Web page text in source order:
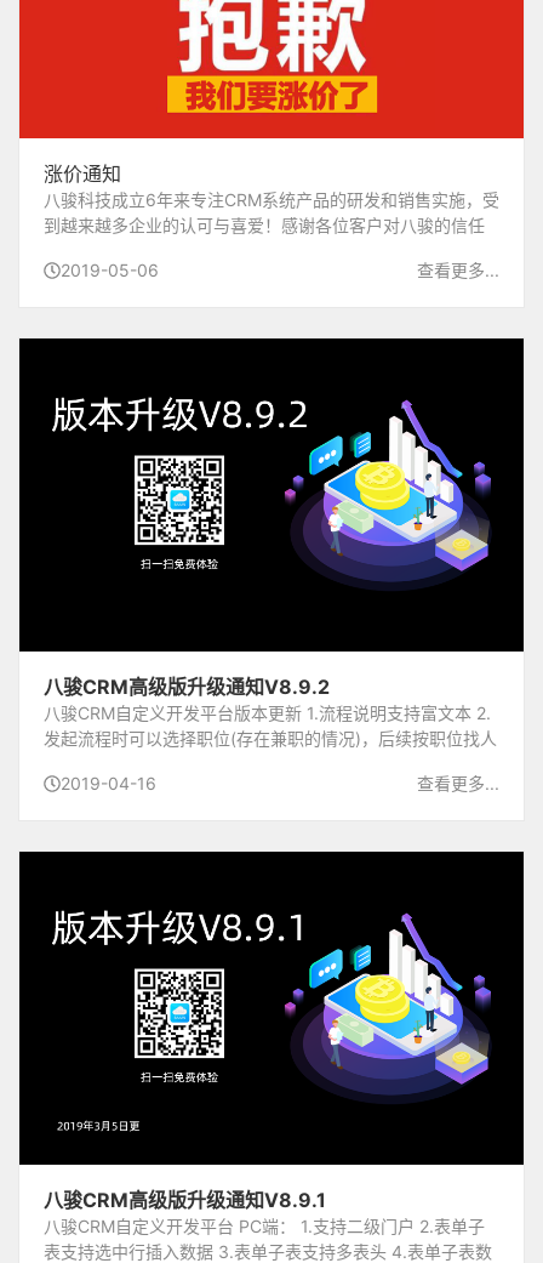
涨价通知
八骏科技成立6年来专注CRM系统产品的研发和销售实施，受
到越来越多企业的认可与喜爱！感谢各位客户对八骏的信任
查看更多...
2019-05-06
八骏CRM高级版升级通知V8.9.2
八骏CRM自定义开发平台版本更新 1.流程说明支持富文本 2.
发起流程时可以选择职位(存在兼职的情况)，后续按职位找人
流程) 3.工作流任务发出后时间累计，可设...
查看更多...
2019-04-16
八骏CRM高级版升级通知V8.9.1
八骏CRM自定义开发平台 PC端： 1.支持二级门户 2.表单子
表支持选中行插入数据 3.表单子表支持多表头 4.表单子表数